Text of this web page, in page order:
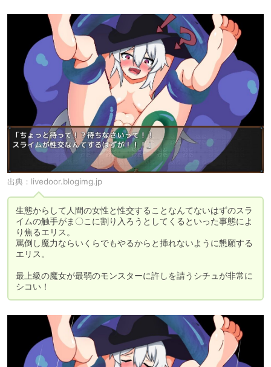
出典： livedoor.blogimg.jp
生態からして人間の女性と性交することなんてないはずのスラ
イムの触手がま〇こに割り入ろうとしてくるといった事態によ
り焦るエリス。
罵倒し魔力ならいくらでもやるからと挿れないように懇願する
エリス。
最上級の魔女が最弱のモンスターに許しを請うシチュが非常に
シコい！